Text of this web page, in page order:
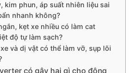
kim phun, áp suất nhiên liệu sai
nhanh không?
kẹt xe nhiều có làm cat
độ tự làm sạch?
và dị vật có thể làm vỡ, sụp lõi
có gây hại gì cho động